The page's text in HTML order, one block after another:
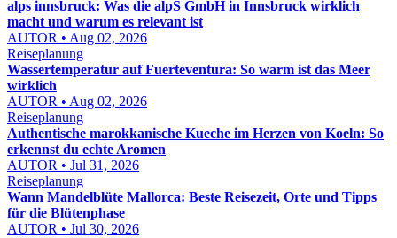
alps innsbruck: Was die alpS GmbH in Innsbruck wirklich
macht und warum es relevant ist
AUTOR • Aug 02, 2026
Reiseplanung
Wassertemperatur auf Fuerteventura: So warm ist das Meer
wirklich
AUTOR • Aug 02, 2026
Reiseplanung
Authentische marokkanische Kueche im Herzen von Koeln: So
erkennst du echte Aromen
AUTOR • Jul 31, 2026
Reiseplanung
Wann Mandelblüte Mallorca: Beste Reisezeit, Orte und Tipps
für die Blütenphase
AUTOR • Jul 30, 2026